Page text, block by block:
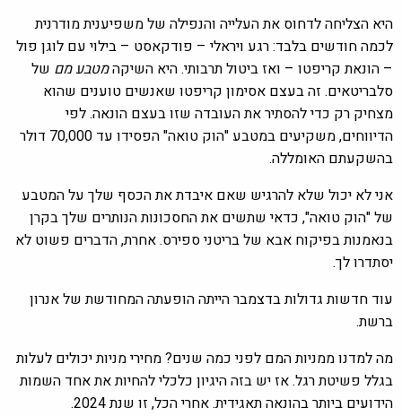
היא הצליחה לדחוס את העלייה והנפילה של משפיענית מודרנית
לכמה חודשים בלבד: רגע ויראלי – פודקאסט – בילוי עם לוגן פול
– הונאת קריפטו – ואז ביטול תרבותי. היא השיקהמטבע מםשל
סלבריטאים. זה בעצם אסימון קריפטו שאנשים טוענים שהוא
מצחיק רק כדי להסתיר את העובדה שזו בעצם הונאה. לפי
הדיווחים, משקיעים במטבע "הוק טואה" הפסידו עד 70,000 דולר
בהשקעתם האומללה.
אני לא יכול שלא להרגיש שאם איבדת את הכסף שלך על המטבע
של "הוק טואה", כדאי שתשים את החסכונות הנותרים שלך בקרן
בנאמנות בפיקוח אבא של בריטני ספירס. אחרת, הדברים פשוט לא
יסתדרו לך.
עוד חדשות גדולות בדצמבר הייתה הופעתה המחודשת של אנרון
ברשת.
מה למדנו ממניות המם לפני כמה שנים? מחירי מניות יכולים לעלות
בגלל פשיטת רגל. אז יש בזה היגיון כלכלי להחיות את אחד השמות
הידועים ביותר בהונאה תאגידית. אחרי הכל, זו שנת 2024.